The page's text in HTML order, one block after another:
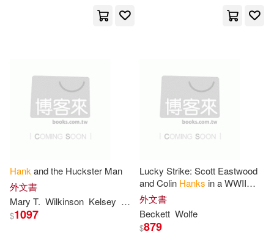
MacGregor(6) Maniscalco(6)
Maureen(6) McFarland(6)
Miller(6)
Wheeler Pub Inc(3)
Author Solutions(2)
Biblio Distribution(2)
Blackwell Pub(2)
Hank and the Huckster Man
外文書
Mary T. Wilkinson Kelsey P. Aaron
$1097
Lucky Strike: Scott Eastwood
and Colin Hanks in a WWII
Survival Tale of Courage and
Ingenuity Behind Enemy Lines
外文書
Beckett Wolfe
$879